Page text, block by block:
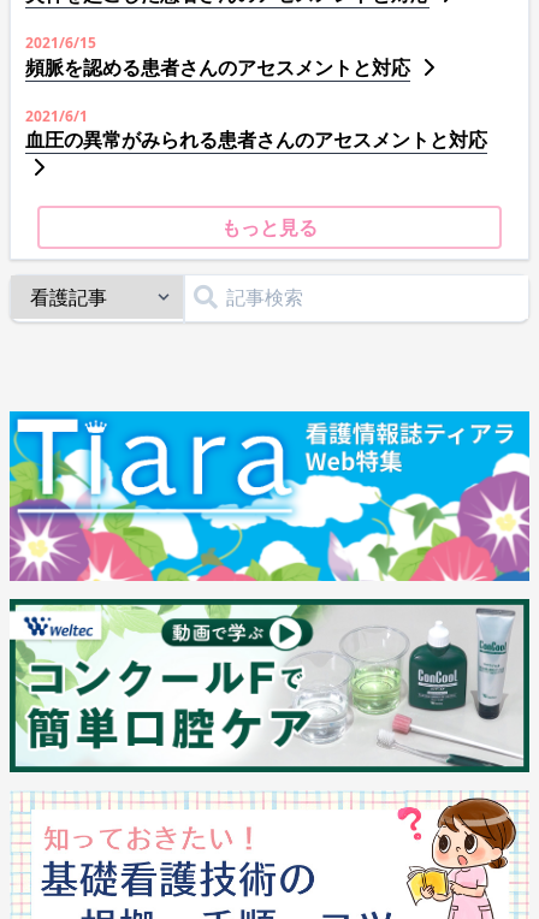
2021/6/15
頻脈を認める患者さんのアセスメントと対応
2021/6/1
血圧の異常がみられる患者さんのアセスメントと対応
もっと見る